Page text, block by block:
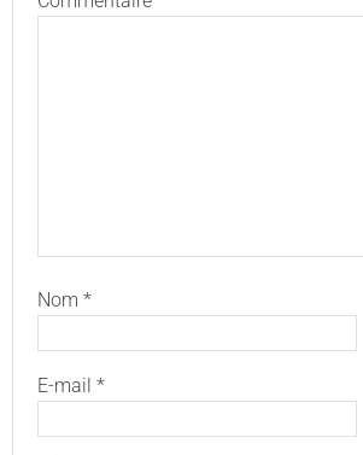
Nom *
E-mail *